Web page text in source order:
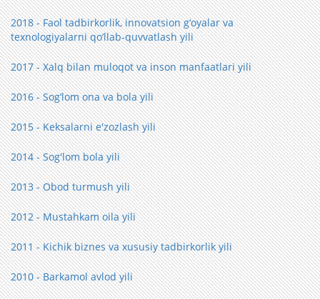
2018 - Faol tadbirkorlik, innovatsion g‘oyalar va
texnologiyalarni qo‘llab-quvvatlash yili
2017 - Xalq bilan muloqot va inson manfaatlari yili
2016 - Sog‘lom ona va bola yili
2015 - Keksalarni e'zozlash yili
2014 - Sog'lom bola yili
2013 - Obod turmush yili
2012 - Mustahkam oila yili
2011 - Kichik biznes va xususiy tadbirkorlik yili
2010 - Barkamol avlod yili